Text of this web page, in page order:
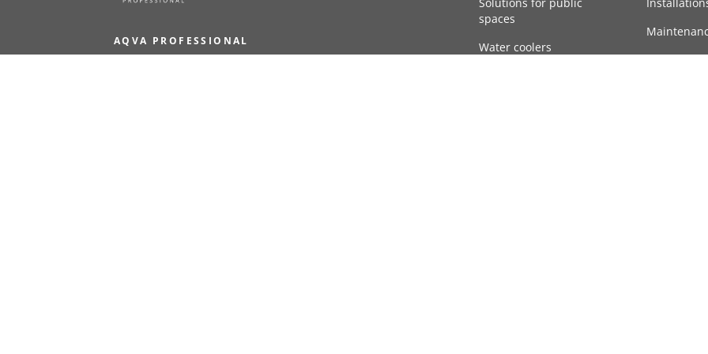
AQVA PROFESSIONAL
spaces
Water coolers